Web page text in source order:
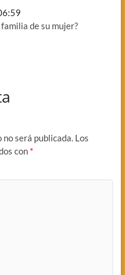
de su mujer?
será publicada. Los
con *